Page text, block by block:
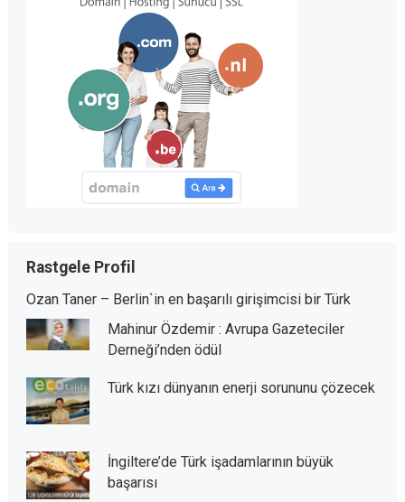
Rastgele Profil
Ozan Taner – Berlin`in en başarılı girişimcisi bir Türk
Mahinur Özdemir : Avrupa Gazeteciler
Derneği’nden ödül
Türk kızı dünyanın enerji sorununu çözecek
İngiltere’de Türk işadamlarının büyük
başarısı